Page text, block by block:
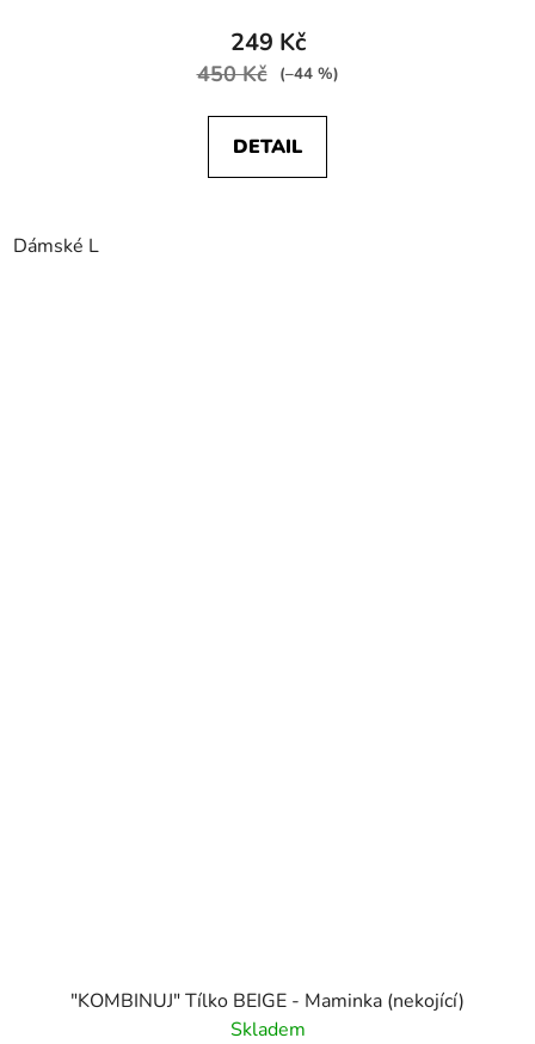
249 Kč
450 Kč (–44 %)
DETAIL
Dámské L
"KOMBINUJ" Tílko BEIGE - Maminka (nekojící)
Skladem